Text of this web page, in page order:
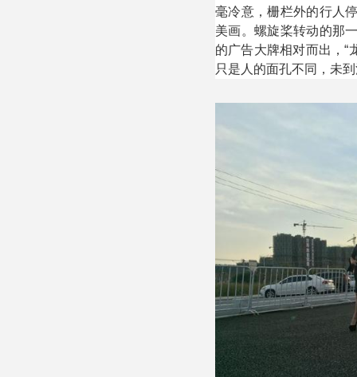
毫冷意，栅栏外的行人
美画。螺旋桨转动的那
的广告大牌相对而出，“
只是人的面孔不同，未